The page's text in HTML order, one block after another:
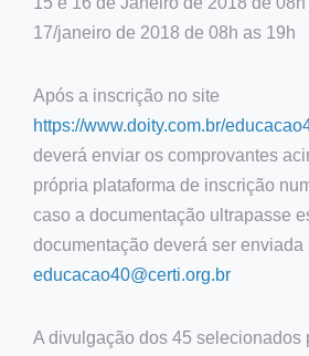
17/janeiro de 2018 de 08h as 19h
Após a inscrição no site
https://www.doity.com.br/
deverá enviar os comprovantes
própria plataforma de inscrição
caso a documentação ultrapasse
documentação deverá ser enviada
educacao40@certi.org.br
A divulgação dos 45 selecionados